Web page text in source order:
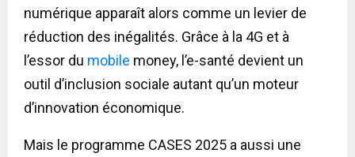
numérique apparaît alors comme un levier de
réduction des inégalités. Grâce à la 4G et à
l’essor du mobile money, l’e-santé devient un
outil d’inclusion sociale autant qu’un moteur
d’innovation économique.
Mais le programme CASES 2025 a aussi une